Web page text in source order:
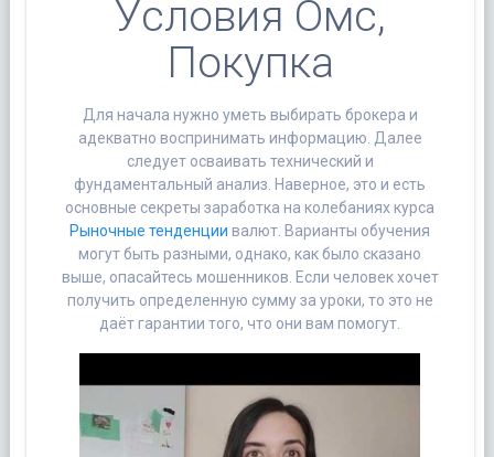
Условия Омс,
Покупка
Для начала нужно уметь выбирать брокера и
адекватно воспринимать информацию. Далее
следует осваивать технический и
фундаментальный анализ. Наверное, это и есть
основные секреты заработка на колебаниях курса
Рыночные тенденции валют. Варианты обучения
могут быть разными, однако, как было сказано
выше, опасайтесь мошенников. Если человек хочет
получить определенную сумму за уроки, то это не
даёт гарантии того, что они вам помогут.